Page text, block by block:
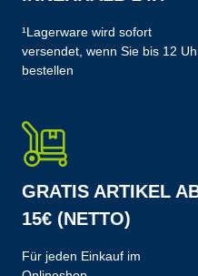
¹Lagerware wird sofort
versendet, wenn Sie bis 12
bestellen
GRATIS ARTIKEL
15€ (NETTO)
Für jeden Einkauf im